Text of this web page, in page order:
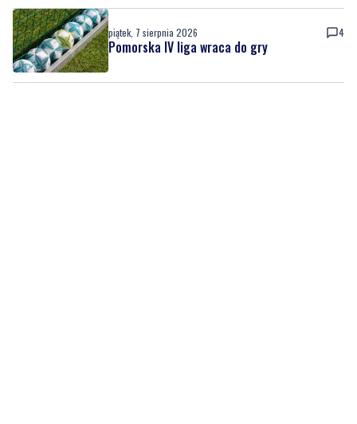
piątek, 7 sierpnia 2026 4
Pomorska IV liga wraca do gry